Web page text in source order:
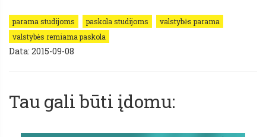
parama studijoms paskola studijoms
valstybės parama
valstybės remiama paskola
Data: 2015-09-08
Tau gali būti įdomu: